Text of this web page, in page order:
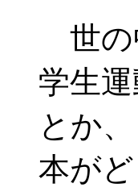
世の
学生
とか
本が